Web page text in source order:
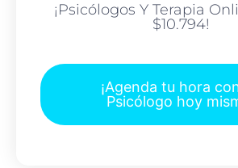
¡Psicólogos Y Terapia
$10.794!
¡Agenda tu hora
Psicólogo hoy